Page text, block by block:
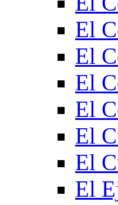
El
El
El
El
El
El
El